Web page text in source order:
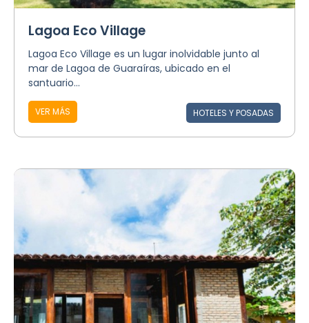
Lagoa Eco Village
Lagoa Eco Village es un lugar inolvidable junto al
mar de Lagoa de Guaraíras, ubicado en el
santuario...
VER MÁS HOTELES Y POSADAS